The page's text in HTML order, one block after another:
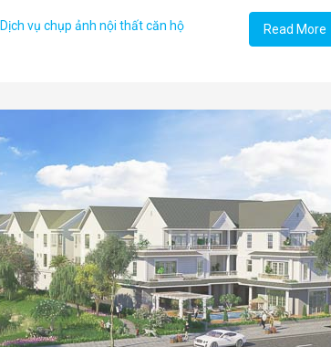
Dịch vụ chụp ảnh nội thất căn hộ Read More